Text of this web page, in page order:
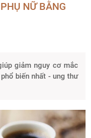
NỮ BẰNG
giảm nguy cơ mắc
biến nhất - ung thư